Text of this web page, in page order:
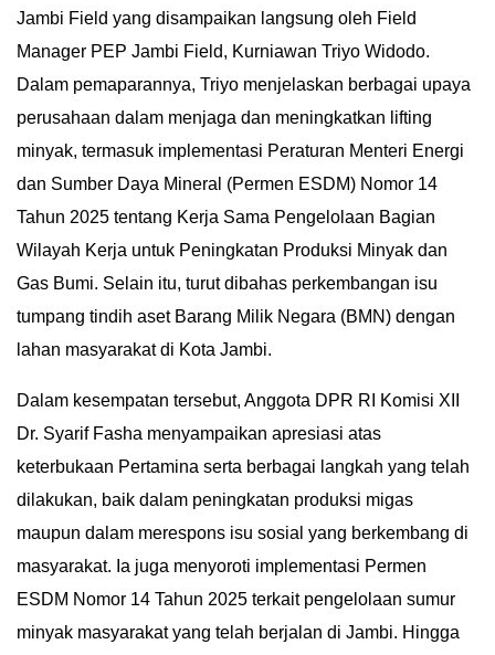
INDEKS
BERITA
Jambi Field yang disampaikan langsung oleh Field
Manager PEP Jambi Field, Kurniawan Triyo Widodo.
Dalam pemaparannya, Triyo menjelaskan berbagai upaya
perusahaan dalam menjaga dan meningkatkan lifting
minyak, termasuk implementasi Peraturan Menteri Energi
dan Sumber Daya Mineral (Permen ESDM) Nomor 14
Tahun 2025 tentang Kerja Sama Pengelolaan Bagian
Wilayah Kerja untuk Peningkatan Produksi Minyak dan
Gas Bumi. Selain itu, turut dibahas perkembangan isu
tumpang tindih aset Barang Milik Negara (BMN) dengan
lahan masyarakat di Kota Jambi.
Dalam kesempatan tersebut, Anggota DPR RI Komisi XII
Dr. Syarif Fasha menyampaikan apresiasi atas
keterbukaan Pertamina serta berbagai langkah yang telah
dilakukan, baik dalam peningkatan produksi migas
maupun dalam merespons isu sosial yang berkembang di
masyarakat. Ia juga menyoroti implementasi Permen
ESDM Nomor 14 Tahun 2025 terkait pengelolaan sumur
minyak masyarakat yang telah berjalan di Jambi. Hingga